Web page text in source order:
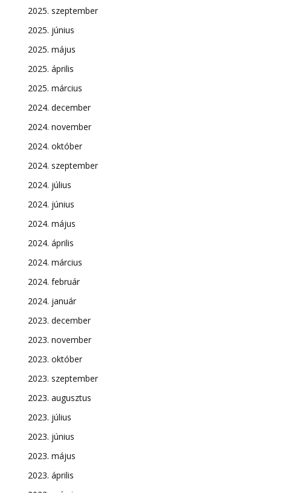
2025. szeptember
2025. június
2025. május
2025. április
2025. március
2024. december
2024. november
2024. október
2024. szeptember
2024. július
2024. június
2024. május
2024. április
2024. március
2024. február
2024. január
2023. december
2023. november
2023. október
2023. szeptember
2023. augusztus
2023. július
2023. június
2023. május
2023. április